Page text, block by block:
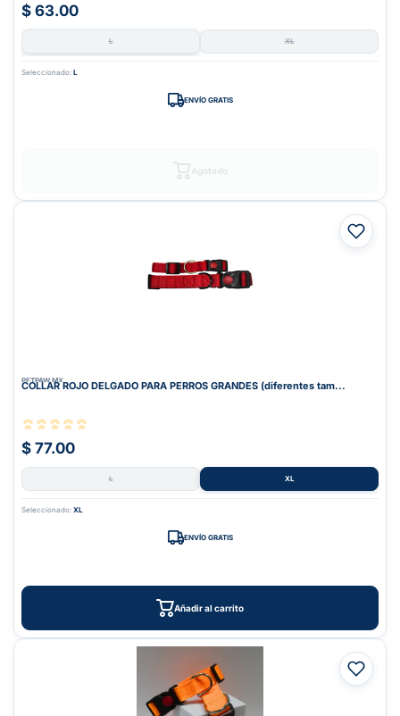
$ 63.00
L XL
Seleccionado: L
ENVÍO GRATIS
PETPAW.MX
COLLAR ROJO DELGADO PARA PERROS GRANDES (diferentes tam...
$ 77.00
L XL
Seleccionado: XL
ENVÍO GRATIS
Añadir al carrito